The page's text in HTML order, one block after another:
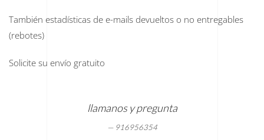
También estadísticas de e-mails devueltos o no entregables
(rebotes)
Solicite su envío gratuito
llamanos y pregunta
916956354